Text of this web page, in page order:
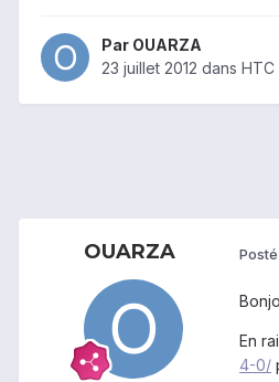
Par OUARZA
23 juillet 2012 dans HTC
OUARZA
En
4-0/